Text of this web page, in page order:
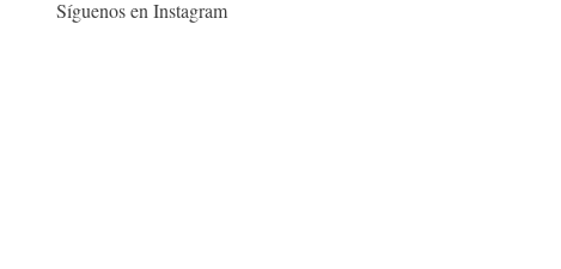
Síguenos en Instagram